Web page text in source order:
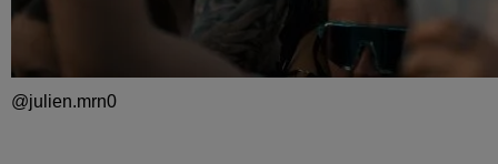
@julien.mrn0